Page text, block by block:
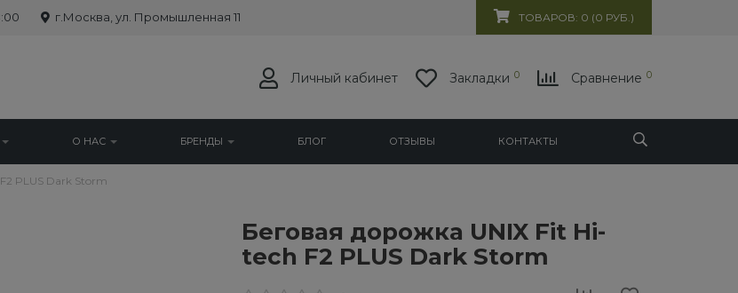
г.Москва, ул. Промышленная 11 ТОВАРОВ: 0 (0 РУБ.)
Личный кабинет Закладки 0 Сравнение 0
О НАС БРЕНДЫ БЛОГ ОТЗЫВЫ КОНТАКТЫ
PLUS Dark Storm
Беговая дорожка UNIX Fit Hi-
tech F2 PLUS Dark Storm